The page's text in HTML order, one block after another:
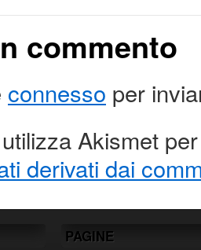
commento
connesso per
Akismet
derivati dai
PAGINE